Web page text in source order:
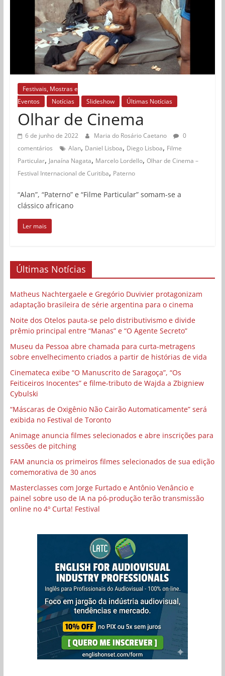
Festivais, Mostras e
Eventos
Notícias Slideshow Últimas Notícias
Olhar de Cinema
6 de junho de 2022 Maria do Rosário Caetano
0
comentários
Alan, Daniel Lisboa, Diego Lisboa, Filme
Particular, Janaína Nagata, Marcelo Lordello, Olhar de Cinema –
Festival Internacional de Curitiba, Paterno
“Alan”, “Paterno” e “Filme Particular” somam-se a
clássico africano
Ler mais
Últimas Notícias
Matheus Nachtergaele e Gregório Duvivier protagonizam
adaptação brasileira de série argentina para o cinema
Noite dos Otelos pauta-se pelo distributivismo e divide
prêmio principal entre “Manas” e “O Agente Secreto”
Museu da Pessoa abre chamada para curta-metragens
sobre envelhecimento criados a partir de histórias de vida
Cinemateca exibe “O Manuscrito de Saragoça”, “Os
Feiticeiros Inocentes” e filme-tributo de Wajda a Zbigniew
Cybulski
“Máscaras de Oxigênio Não Cairão Automaticamente” será
exibida no Festival de Toronto
Animage anuncia filmes selecionados e abre inscrições para
sessões de pitching
FAM anuncia os primeiros filmes selecionados de sua edição
comemorativa de 30 anos
Masterclasses com Jorge Furtado e Antônio Venâncio e
painel sobre uso de IA na pó-produção terão transmissão
online no 4º Curta! Festival